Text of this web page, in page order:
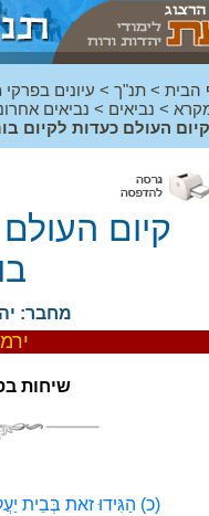
הבית > תנ"ך > עיונים
> נביאים > נביאים
קיום העולם כעדות לקיום
קיום
מחבר:
שיחות
(כ) הַגִּידוּ זאת בְּבֵית